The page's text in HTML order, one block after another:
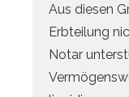
Aus diesen
Erbteilung
Notar